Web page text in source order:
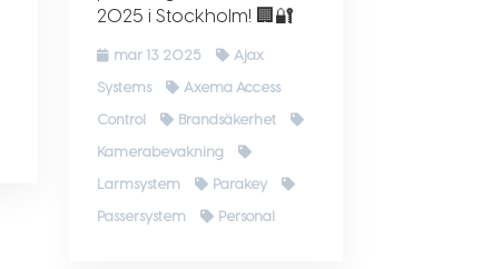
2025 i Stockholm! 🏢🔐
mar 13 2025 Ajax
Systems Axema Access
Control Brandsäkerhet
Kamerabevakning
Larmsystem Parakey
Passersystem Personal